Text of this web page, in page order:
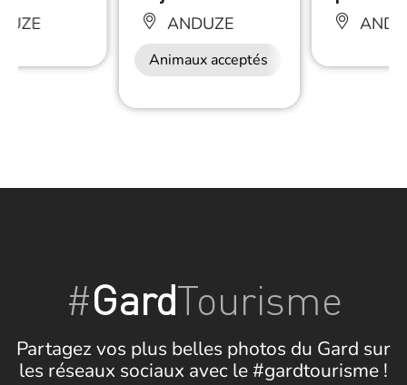
ANDUZE
Animaux acceptés
#GardTourisme
Partagez vos plus belles photos du Gard sur
les réseaux sociaux avec le #gardtourisme !